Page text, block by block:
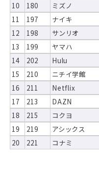
10
180 ミズノ
11
197 ナイキ
12
198 サンリオ
13
199 ヤマハ
14
202 Hulu
15
210 ニチイ学館
16
211 Netflix
17
213 DAZN
18
215 コクヨ
19
219 アシックス
20
221 コナミ